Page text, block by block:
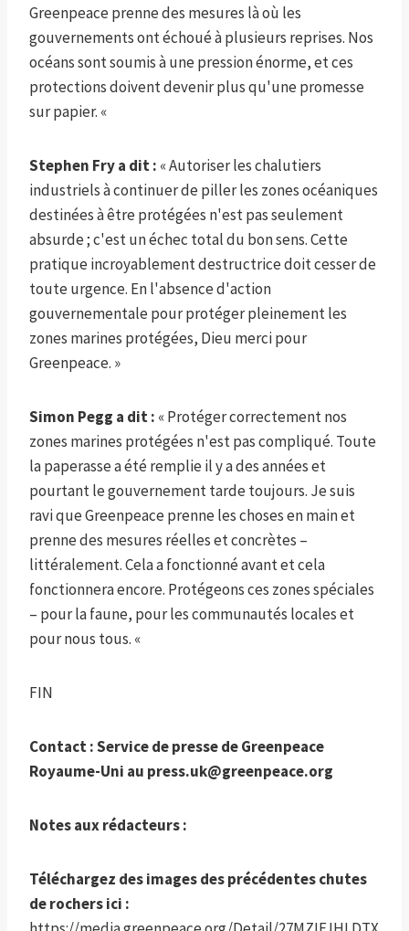
Greenpeace prenne des mesures là où les
gouvernements ont échoué à plusieurs reprises. Nos
océans sont soumis à une pression énorme, et ces
protections doivent devenir plus qu'une promesse
sur papier. «
Stephen Fry a dit : « Autoriser les chalutiers
industriels à continuer de piller les zones océaniques
destinées à être protégées n'est pas seulement
absurde ; c'est un échec total du bon sens. Cette
pratique incroyablement destructrice doit cesser de
toute urgence. En l'absence d'action
gouvernementale pour protéger pleinement les
zones marines protégées, Dieu merci pour
Greenpeace. »
Simon Pegg a dit : « Protéger correctement nos
zones marines protégées n'est pas compliqué. Toute
la paperasse a été remplie il y a des années et
pourtant le gouvernement tarde toujours. Je suis
ravi que Greenpeace prenne les choses en main et
prenne des mesures réelles et concrètes –
littéralement. Cela a fonctionné avant et cela
fonctionnera encore. Protégeons ces zones spéciales
– pour la faune, pour les communautés locales et
pour nous tous. «
FIN
Contact : Service de presse de Greenpeace
Royaume-Uni au press.uk@greenpeace.org
Notes aux rédacteurs :
Téléchargez des images des précédentes chutes
de rochers ici :